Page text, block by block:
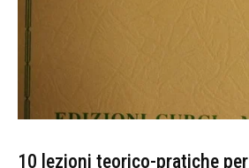
10 lezioni teorico-pratiche per